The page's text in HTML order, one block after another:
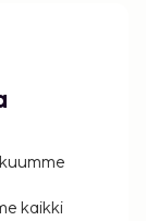
kaikki